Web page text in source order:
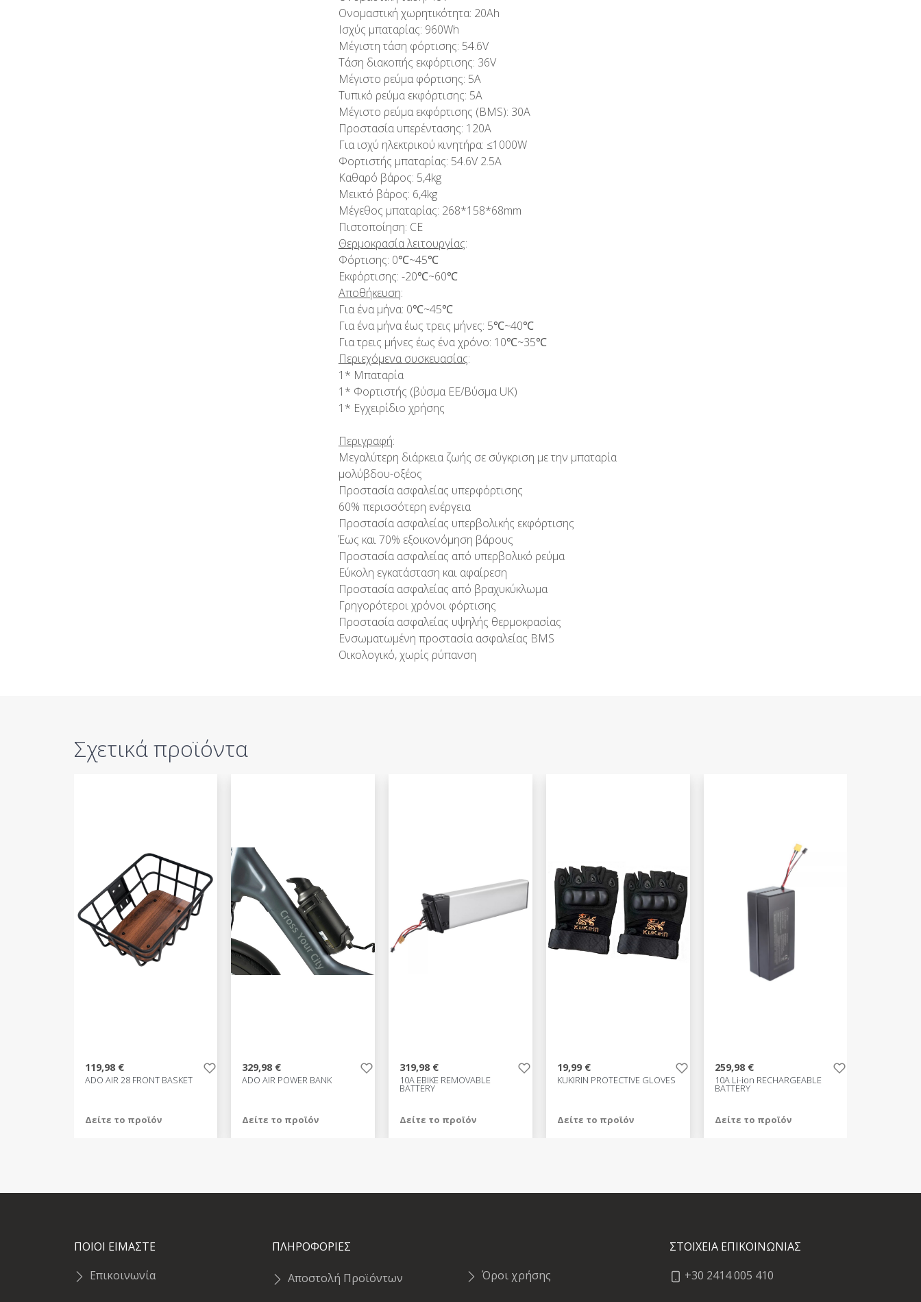
Ονομαστική χωρητικότητα: 20Ah
Ισχύς μπαταρίας: 960Wh
Μέγιστη τάση φόρτισης: 54.6V
Τάση διακοπής εκφόρτισης: 36V
Μέγιστο ρεύμα φόρτισης: 5A
Τυπικό ρεύμα εκφόρτισης: 5A
Μέγιστο ρεύμα εκφόρτισης (BMS): 30A
Προστασία υπερέντασης: 120A
Για ισχύ ηλεκτρικού κινητήρα: ≤1000W
Φορτιστής μπαταρίας: 54.6V 2.5A
Καθαρό βάρος: 5,4kg
Μεικτό βάρος: 6,4kg
Μέγεθος μπαταρίας: 268*158*68mm
Πιστοποίηση: CE
Θερμοκρασία λειτουργίας:
Φόρτισης: 0℃~45℃
Εκφόρτισης: -20℃~60℃
Αποθήκευση:
Για ένα μήνα: 0℃~45℃
Για ένα μήνα έως τρεις μήνες: 5℃~40℃
Για τρεις μήνες έως ένα χρόνο: 10℃~35℃
Περιεχόμενα συσκευασίας:
1* Μπαταρία
1* Φορτιστής (βύσμα ΕΕ/Βύσμα UK)
1* Εγχειρίδιο χρήσης
Περιγραφή:
Μεγαλύτερη διάρκεια ζωής σε σύγκριση με την μπαταρία
μολύβδου-οξέος
Προστασία ασφαλείας υπερφόρτισης
60% περισσότερη ενέργεια
Προστασία ασφαλείας υπερβολικής εκφόρτισης
Έως και 70% εξοικονόμηση βάρους
Προστασία ασφαλείας από υπερβολικό ρεύμα
Εύκολη εγκατάσταση και αφαίρεση
Προστασία ασφαλείας από βραχυκύκλωμα
Γρηγορότεροι χρόνοι φόρτισης
Προστασία ασφαλείας υψηλής θερμοκρασίας
Ενσωματωμένη προστασία ασφαλείας BMS
Οικολογικό, χωρίς ρύπανση
Σχετικά προϊόντα
119,98 €
ADO AIR 28 FRONT BASKET
Δείτε το προϊόν
329,98 €
ADO AIR POWER BANK
Δείτε το προϊόν
319,98 €
10A EBIKE REMOVABLE
BATTERY
Δείτε το προϊόν
19,99 €
KUKIRIN PROTECTIVE GLOVES
Δείτε το προϊόν
259,98 €
10A Li-ion RECHARGEABLE
BATTERY
Δείτε το προϊόν
ΠΟΙΟΙ ΕΙΜΑΣΤΕ
Επικοινωνία
ΠΛΗΡΟΦΟΡΙΕΣ
Αποστολή Προϊόντων Όροι χρήσης
ΣΤΟΙΧΕΙΑ ΕΠΙΚΟΙΝΩΝΙΑΣ
+30 2414 005 410